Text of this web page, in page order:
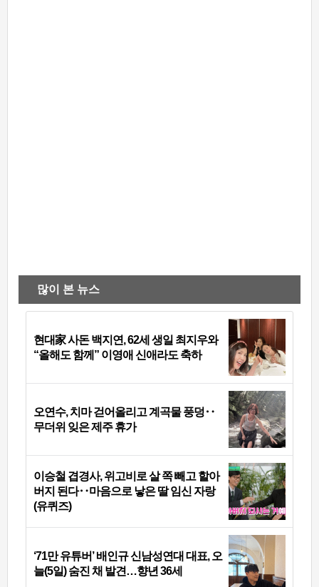
많이 본 뉴스
현대家 사돈 백지연, 62세 생일 최지우와
“올해도 함께” 이영애 신애라도 축하
오연수, 치마 걷어올리고 계곡물 풍덩‥
무더위 잊은 제주 휴가
이승철 겹경사, 위고비로 살 쪽 빼고 할아
버지 된다‥마음으로 낳은 딸 임신 자랑
(유퀴즈)
‘71만 유튜버’ 배인규 신남성연대 대표, 오
늘(5일) 숨진 채 발견…향년 36세